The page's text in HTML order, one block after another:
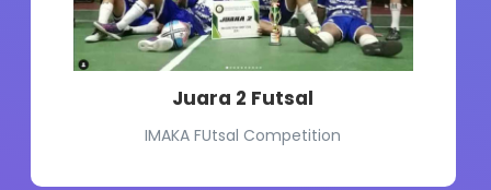
Juara 2 Futsal
IMAKA FUtsal Competition